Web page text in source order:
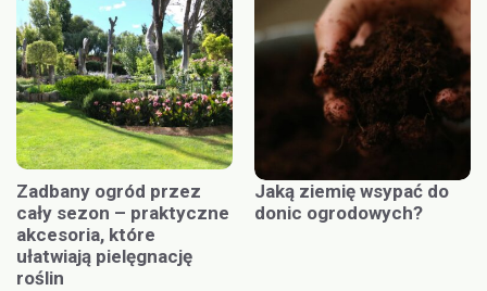
Zadbany ogród przez
cały sezon – praktyczne
akcesoria, które
ułatwiają pielęgnację
roślin
Jaką ziemię wsypać do
donic ogrodowych?